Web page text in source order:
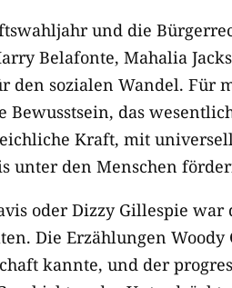
und die
Belafonte, Mahalia
sozialen Wandel. Für
Bewusstsein, das
Kraft, mit
unter den Menschen
oder Dizzy Gillespie
Die Erzählungen
kannte, und der